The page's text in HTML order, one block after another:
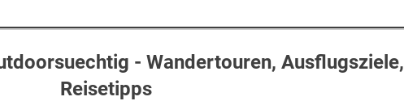
- Wandertouren, Ausflugsziele,
Reisetipps